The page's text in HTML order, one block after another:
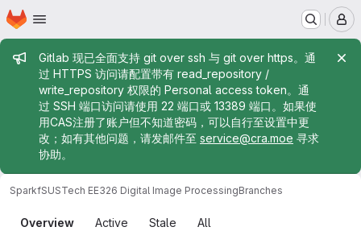
Skip to main content
Homepage
Admin message
Gitlab 现已全面支持 git over ssh 与 git over https。通
过 HTTPS 访问请配置带有 read_repository /
write_repository 权限的 Personal access token。通
过 SSH 端口访问请使用 22 端口或 13389 端口。如果使
用CAS注册了账户但不知道密码，可以自行至设置中更
改；如有其他问题，请发邮件至 service@cra.moe 寻求
协助。
SparkfSUSTech EE326 Digital Image ProcessingBranches
Branches
Overview Active Stale All